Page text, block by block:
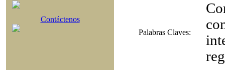
Contáctenos
Palabras Claves: